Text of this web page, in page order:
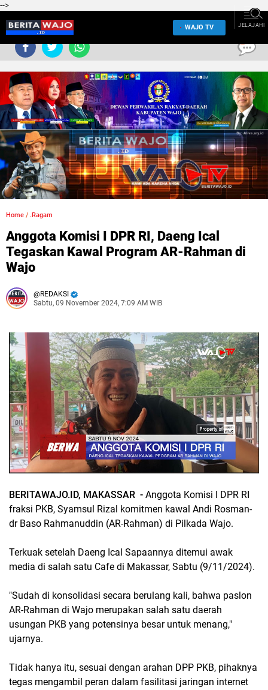
-->
WAJO TV JELAJAHI
Home / .Ragam
Anggota Komisi I DPR RI, Daeng Ical
Tegaskan Kawal Program AR-Rahman di
Wajo
REDAKSI
Sabtu, 09 November 2024, 7:09 AM WIB
BERITAWAJO.ID, MAKASSAR - Anggota Komisi I DPR RI
fraksi PKB, Syamsul Rizal komitmen kawal Andi Rosman-
dr Baso Rahmanuddin (AR-Rahman) di Pilkada Wajo.
Terkuak setelah Daeng Ical Sapaannya ditemui awak
media di salah satu Cafe di Makassar, Sabtu (9/11/2024).
"Sudah di konsolidasi secara berulang kali, bahwa paslon
AR-Rahman di Wajo merupakan salah satu daerah
usungan PKB yang potensinya besar untuk menang,"
ujarnya.
Tidak hanya itu, sesuai dengan arahan DPP PKB, pihaknya
tegas mengambil peran dalam fasilitasi jaringan internet